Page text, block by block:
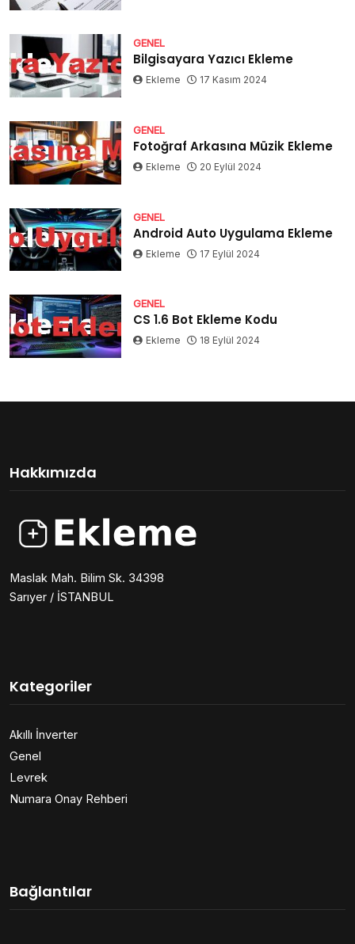
GENEL
Bilgisayara Yazıcı Ekleme
Ekleme 17 Kasım 2024
GENEL
Fotoğraf Arkasına Müzik Ekleme
Ekleme 20 Eylül 2024
GENEL
Android Auto Uygulama Ekleme
Ekleme 17 Eylül 2024
GENEL
CS 1.6 Bot Ekleme Kodu
Ekleme 18 Eylül 2024
Hakkımızda
Maslak Mah. Bilim Sk. 34398
Sarıyer / İSTANBUL
Kategoriler
Akıllı İnverter
Genel
Levrek
Numara Onay Rehberi
Bağlantılar